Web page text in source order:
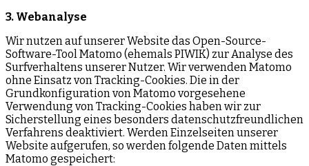
3. Webanalyse
Wir nutzen auf unserer Website das Open-Source-
Software-Tool Matomo (ehemals PIWIK) zur Analyse des
Surfverhaltens unserer Nutzer. Wir verwenden Matomo
ohne Einsatz von Tracking-Cookies. Die in der
Grundkonfiguration von Matomo vorgesehene
Verwendung von Tracking-Cookies haben wir zur
Sicherstellung eines besonders datenschutzfreundlichen
Verfahrens deaktiviert. Werden Einzelseiten unserer
Website aufgerufen, so werden folgende Daten mittels
Matomo gespeichert: